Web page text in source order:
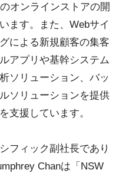
オンラインストアの開
ます。また、Webサイ
による新規顧客の集客
アプリや基幹システム
ソリューション、バッ
ソリューションを提供
支援しています。
フィック副社長であり
Chanは「NSW